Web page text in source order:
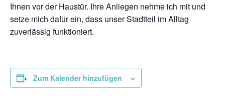
Ihnen vor der Haustür. Ihre Anliegen nehme ich mit und
setze mich dafür ein, dass unser Stadtteil im Alltag
zuverlässig funktioniert.
Zum Kalender hinzufügen